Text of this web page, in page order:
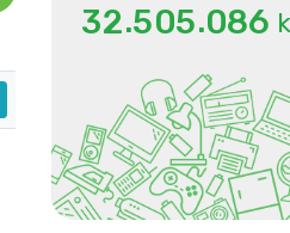
32.505.086